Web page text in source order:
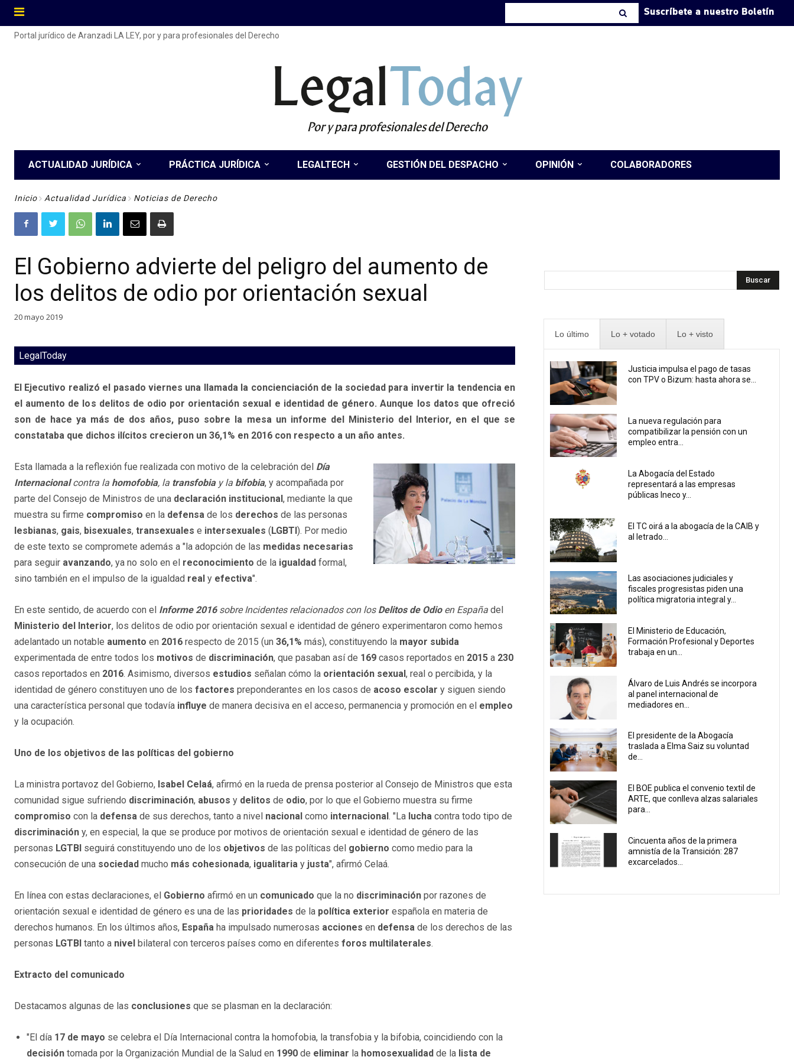
Suscríbete a nuestro Boletín
Portal jurídico de Aranzadi LA LEY, por y para profesionales del Derecho
LegalToday
Por y para profesionales del Derecho
ACTUALIDAD JURÍDICA PRÁCTICA JURÍDICA LEGALTECH GESTIÓN DEL DESPACHO OPINIÓN COLABORADORES
Inicio Actualidad Jurídica Noticias de Derecho
El Gobierno advierte del peligro del aumento de
los delitos de odio por orientación sexual
20 mayo 2019
LegalToday
El Ejecutivo realizó el pasado viernes una llamada la concienciación de la sociedad para invertir la tendencia en
el aumento de los delitos de odio por orientación sexual e identidad de género. Aunque los datos que ofreció
son de hace ya más de dos años, puso sobre la mesa un informe del Ministerio del Interior, en el que se
constataba que dichos ilícitos crecieron un 36,1% en 2016 con respecto a un año antes.
Esta llamada a la reflexión fue realizada con motivo de la celebración del Día
Internacionalcontra la homofobia, la transfobiay la bifobia, y acompañada por
parte del Consejo de Ministros de una declaración institucional , mediante la que
muestra su firme compromiso en la defensa de los derechos de las personas
lesbianas, gais, bisexuales, transexuales e intersexuales ( LGBTI ). Por medio
de este texto se compromete además a "la adopción de las medidas necesarias
para seguir avanzando, ya no solo en el reconocimiento de la igualdad formal,
sino también en el impulso de la igualdad real y efectiva".
En este sentido, de acuerdo con el Informe 2016sobre Incidentes relacionados con los Delitos de Odioen España del
Ministerio del Interior, los delitos de odio por orientación sexual e identidad de género experimentaron como hemos
adelantado un notable aumento en 2016 respecto de 2015 (un 36,1% más), constituyendo la mayor subida
experimentada de entre todos los motivos de discriminación, que pasaban así de 169 casos reportados en 2015 a 230
casos reportados en 2016. Asimismo, diversos estudios señalan cómo la orientación sexual , real o percibida, y la
identidad de género constituyen uno de los factores preponderantes en los casos de acoso escolar y siguen siendo
una característica personal que todavía influye de manera decisiva en el acceso, permanencia y promoción en el empleo
y la ocupación.
Uno de los objetivos de las políticas del gobierno
La ministra portavoz del Gobierno, Isabel Celaá, afirmó en la rueda de prensa posterior al Consejo de Ministros que esta
comunidad sigue sufriendo discriminación, abusos y delitos de odio, por lo que el Gobierno muestra su firme
compromiso con la defensa de sus derechos, tanto a nivel nacional como internacional . "La lucha contra todo tipo de
discriminación y, en especial, la que se produce por motivos de orientación sexual e identidad de género de las
personas LGTBI seguirá constituyendo uno de los objetivos de las políticas del gobierno como medio para la
consecución de una sociedad mucho más cohesionada, igualitaria y justa", afirmó Celaá.
En línea con estas declaraciones, el Gobierno afirmó en un comunicado que la no discriminación por razones de
orientación sexual e identidad de género es una de las prioridades de la política exterior española en materia de
derechos humanos. En los últimos años, España ha impulsado numerosas acciones en defensa de los derechos de las
personas LGTBI tanto a nivel bilateral con terceros países como en diferentes foros multilaterales.
Extracto del comunicado
Destacamos algunas de las conclusiones que se plasman en la declaración:
"El día 17 de mayo se celebra el Día Internacional contra la homofobia, la transfobia y la bifobia, coincidiendo con la
decisión tomada por la Organización Mundial de la Salud en 1990 de eliminar la homosexualidad de la lista de
Buscar
Lo último Lo + votado Lo + visto
Justicia impulsa el pago de tasas
con TPV o Bizum: hasta ahora se...
La nueva regulación para
compatibilizar la pensión con un
empleo entra...
La Abogacía del Estado
representará a las empresas
públicas Ineco y...
El TC oirá a la abogacía de la CAIB y
al letrado...
Las asociaciones judiciales y
fiscales progresistas piden una
política migratoria integral y...
El Ministerio de Educación,
Formación Profesional y Deportes
trabaja en un...
Álvaro de Luis Andrés se incorpora
al panel internacional de
mediadores en...
El presidente de la Abogacía
traslada a Elma Saiz su voluntad
de...
El BOE publica el convenio textil de
ARTE, que conlleva alzas salariales
para...
Cincuenta años de la primera
amnistía de la Transición: 287
excarcelados...